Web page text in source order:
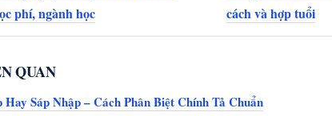
phí, ngành học
cách và hợp tuổi
QUAN
Hay Sáp Nhập – Cách Phân Biệt Chính Tả Chuẩn